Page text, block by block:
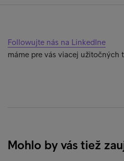
Followujte nás na LinkedIne
máme pre vás viacej užitočných
Mohlo by vás tiež